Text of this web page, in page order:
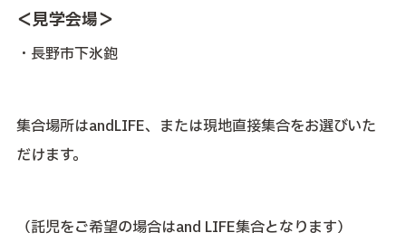
＜見学会場＞
・長野市下氷鉋
集合場所はandLIFE、または現地直接集合をお選びいた
だけます。
（託児をご希望の場合はand LIFE集合となります）